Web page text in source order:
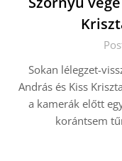
Sokan lélegzet-
András és Kiss
a kamerák előtt
korántsem